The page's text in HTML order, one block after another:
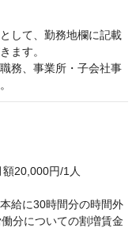
して、勤務地欄に記載
ます。
務、事業所・子会社事
20,000円/1人
給に30時間分の時間外
分についての割増賃金